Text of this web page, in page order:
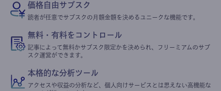
価格自由サブスク
読者が任意でサブスクの月額金額を決めるユニークな機能です。
無料・有料をコントロール
記事によって無料かサブスク限定かを決められ、フリーミアムのサブ
スク運営ができます。
本格的な分析ツール
アクセスや収益の分析など、個人向けサービスとは思えない高機能な